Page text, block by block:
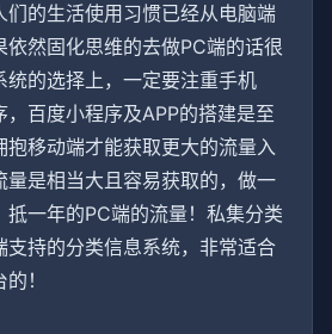
们的生活使用习惯已经从电脑端
然固化思维的去做PC端的话很
统的选择上，一定要注重手机
百度小程序及APP的搭建是至
抱移动端才能获取更大的流量入
量是相当大且容易获取的，做一
一年的PC端的流量！私集分类
支持的分类信息系统，非常适合
！